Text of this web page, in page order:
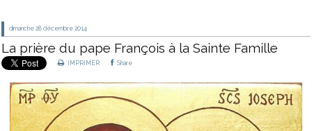
dimanche 28 décembre 2014
La prière du pape François à la Sainte Famille
IMPRIMER Share